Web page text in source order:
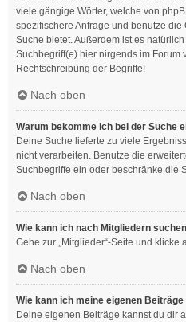
viele gängige Wörter, welche von
spezifischere Anfrage und benutze
Suche bietet. Außerdem ist es
Suchbegriff(e) hier nirgends im Forum
Rechtschreibung der Begriffe!
Nach oben
Warum bekomme ich bei der Suche
Deine Suche lieferte zu viele
nicht verarbeiten. Benutze die
Suchbegriffe ein oder beschränke die
Nach oben
Wie kann ich nach Mitgliedern
Gehe zur „Mitglieder“-Seite und klicke
Nach oben
Wie kann ich meine eigenen
Deine eigenen Beiträge kannst du dir